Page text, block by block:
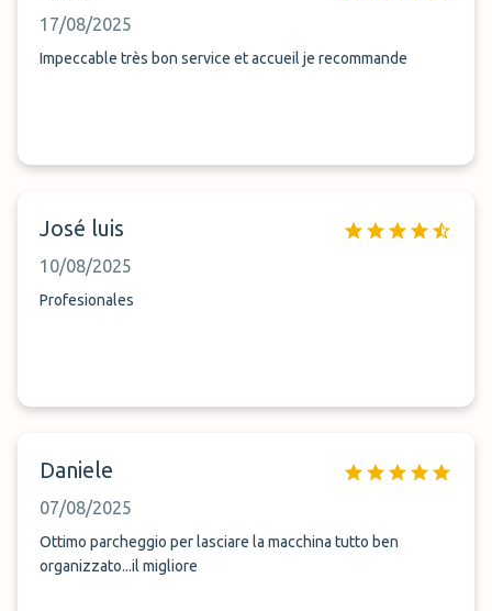
17/08/2025
Impeccable très bon service et accueil je recommande
José luis
10/08/2025
Profesionales
Daniele
07/08/2025
Ottimo parcheggio per lasciare la macchina tutto ben
organizzato...il migliore